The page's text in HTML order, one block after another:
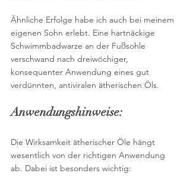
Ähnliche Erfolge habe ich auch bei meinem
eigenen Sohn erlebt. Eine hartnäckige
Schwimmbadwarze an der Fußsohle
verschwand nach dreiwöchiger,
konsequenter Anwendung eines gut
verdünnten, antiviralen ätherischen Öls.
Anwendungshinweise:
Die Wirksamkeit ätherischer Öle hängt
wesentlich von der richtigen Anwendung
ab. Dabei ist besonders wichtig: